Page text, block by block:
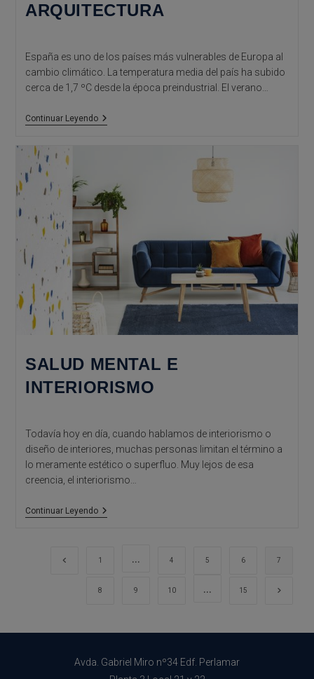
ARQUITECTURA
España es uno de los países más vulnerables de Europa al
cambio climático. La temperatura media del país ha subido
cerca de 1,7 ºC desde la época preindustrial. El verano…
Continuar LeyendoEvitar
Arquitectura
SALUD MENTAL E
INTERIORISMO
Todavía hoy en día, cuando hablamos de interiorismo o
diseño de interiores, muchas personas limitan el término a
lo meramente estético o superfluo. Muy lejos de esa
creencia, el interiorismo…
Continuar LeyendoSalud
Ir a la página anterior
1 … 4 5 6 7
8 9 10 … 15 Ir a la
Avda. Gabriel Miro nº34 Edf. Perlamar